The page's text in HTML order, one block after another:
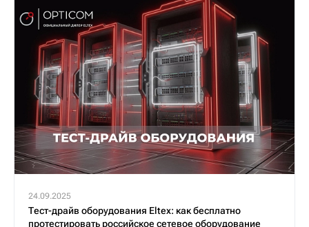
24.09.2025
Тест-драйв оборудования Eltex: как бесплатно
протестировать российское сетевое оборудование